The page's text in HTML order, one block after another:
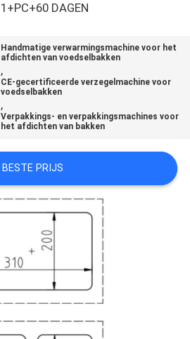
1+PC+60 DAGEN
Handmatige verwarmingsmachine voor het
afdichten van voedselbakken
,
CE-gecertificeerde verzegelmachine voor
voedselbakken
,
Verpakkings- en verpakkingsmachines voor
het afdichten van bakken
BESTE PRIJS